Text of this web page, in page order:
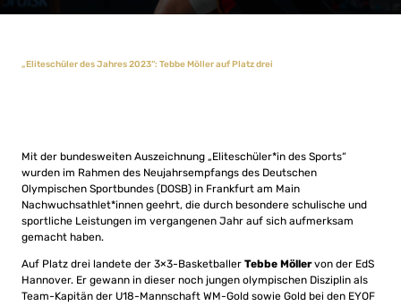
„Eliteschüler des Jahres 2023“: Tebbe Möller auf Platz drei
Mit der bundesweiten Auszeichnung „Eliteschüler*in des Sports“
wurden im Rahmen des Neujahrsempfangs des Deutschen
Olympischen Sportbundes (DOSB) in Frankfurt am Main
Nachwuchsathlet*innen geehrt, die durch besondere schulische und
sportliche Leistungen im vergangenen Jahr auf sich aufmerksam
gemacht haben.
Auf Platz drei landete der 3×3-Basketballer Tebbe Möllervon der EdS
Hannover. Er gewann in dieser noch jungen olympischen Disziplin als
Team-Kapitän der U18-Mannschaft WM-Gold sowie Gold bei den EYOF